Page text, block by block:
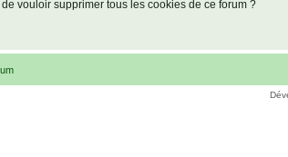
de vouloir supprimer tous les cookies de ce forum ?